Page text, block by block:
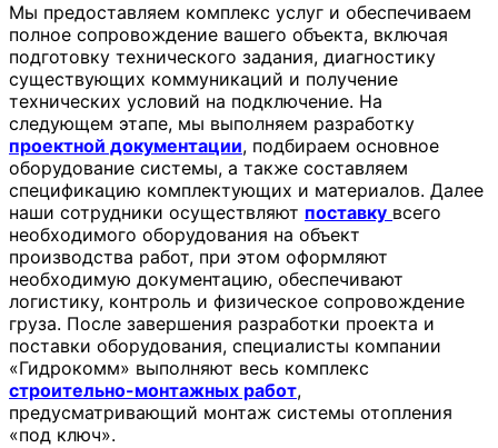
Мы предоставляем комплекс услуг и обеспечиваем
полное сопровождение вашего объекта, включая
подготовку технического задания, диагностику
существующих коммуникаций и получение
технических условий на подключение. На
следующем этапе, мы выполняем разработку
проектной документации, подбираем основное
оборудование системы, а также составляем
спецификацию комплектующих и материалов. Далее
наши сотрудники осуществляют поставку всего
необходимого оборудования на объект
производства работ, при этом оформляют
необходимую документацию, обеспечивают
логистику, контроль и физическое сопровождение
груза. После завершения разработки проекта и
поставки оборудования, специалисты компании
«Гидрокомм» выполняют весь комплекс
строительно-монтажных работ,
предусматривающий монтаж системы отопления
«под ключ».